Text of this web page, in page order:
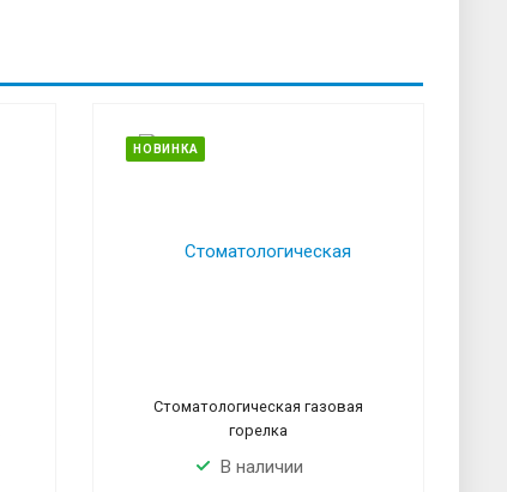
НОВИНКА
Стоматологическая газовая
горелка
В наличии